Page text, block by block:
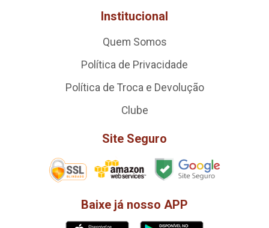
Institucional
Quem Somos
Política de Privacidade
Política de Troca e Devolução
Clube
Site Seguro
Baixe já nosso APP